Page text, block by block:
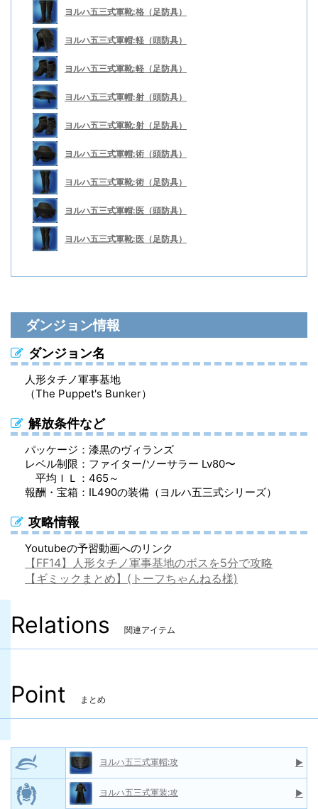
ヨルハ五三式軍靴:格（足防具）
ヨルハ五三式軍帽:軽（頭防具）
ヨルハ五三式軍靴:軽（足防具）
ヨルハ五三式軍帽:射（頭防具）
ヨルハ五三式軍靴:射（足防具）
ヨルハ五三式軍帽:術（頭防具）
ヨルハ五三式軍靴:術（足防具）
ヨルハ五三式軍帽:医（頭防具）
ヨルハ五三式軍靴:医（足防具）
ヨルハ五三式手袋:重（手防具）
ヨルハ五三式脚衣:重（脚防具）
ヨルハ五三式手袋:攻（手防具）
ヨルハ五三式脚衣:攻（脚防具）
ヨルハ五三式手袋:格（手防具）
ヨルハ五三式脚衣:格（脚防具）
ヨルハ五三式手袋:軽（手防具）
ヨルハ五三式脚衣:軽（脚防具）
ヨルハ五三式手袋:射（手防具）
ヨルハ五三式脚衣:射（脚防具）
ヨルハ五三式脚衣:術（脚防具）
ヨルハ五三式軍装:重（胴防具）
ヨルハ五三式軍靴:重（足防具）
ヨルハ五三式軍装:攻（胴防具）
ヨルハ五三式軍靴:攻（足防具）
ヨルハ五三式軍装:格（胴防具）
ヨルハ五三式軍靴:格（足防具）
ヨルハ五三式軍装:軽（胴防具）
ヨルハ五三式軍靴:軽（足防具）
ヨルハ五三式軍装:射（胴防具）
ヨルハ五三式軍靴:射（足防具）
ヨルハ五三式軍靴:術（足防具）
ヨルハ五三式軍帽:重（頭防具）
ヨルハ五三式軍装:重（胴防具）
ヨルハ五三式手袋:重（手防具）
ヨルハ五三式脚衣:重（脚防具）
ヨルハ五三式軍帽:攻（頭防具）
ヨルハ五三式軍装:攻（胴防具）
ヨルハ五三式手袋:攻（手防具）
ヨルハ五三式脚衣:攻（脚防具）
ヨルハ五三式軍帽:格（頭防具）
ヨルハ五三式軍装:格（胴防具）
ヨルハ五三式脚衣:格（脚防具）
ヨルハ五三式軍帽:射（頭防具）
ヨルハ五三式軍装:射（胴防具）
ダンジョン情報
ダンジョン名
人形タチノ軍事基地
（The Puppet's Bunker）
解放条件など
パッケージ：漆黒のヴィランズ
レベル制限：ファイター/ソーサラー Lv80〜
平均ＩＬ：465～
報酬・宝箱：IL490の装備（ヨルハ五三式シリーズ）
攻略情報
Youtubeの予習動画へのリンク
【FF14】人形タチノ軍事基地のボスを5分で攻略
【ギミックまとめ】(トーフちゃんねる様)
Relations 関連アイテム
Point まとめ
ヨルハ五三式軍帽:攻 ▶
ヨルハ五三式軍装:攻 ▶